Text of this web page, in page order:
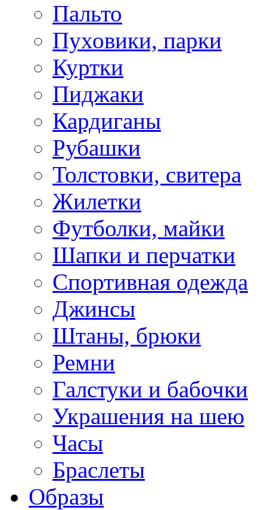
Пальто
Пуховики, парки
Куртки
Пиджаки
Кардиганы
Рубашки
Толстовки, свитера
Жилетки
Футболки, майки
Шапки и перчатки
Спортивная одежда
Джинсы
Штаны, брюки
Ремни
Галстуки и бабочки
Украшения на шею
Часы
Браслеты
Образы